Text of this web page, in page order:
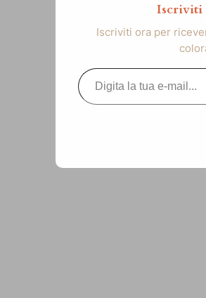
Iscriviti
Iscriviti ora per
Digita la tua e-mail...